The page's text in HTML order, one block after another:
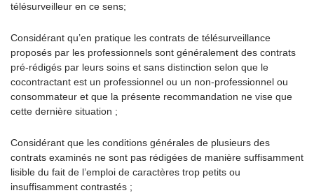
télésurveilleur en ce sens;
Considérant qu’en pratique les contrats de télésurveillance
proposés par les professionnels sont généralement des contrats
pré-rédigés par leurs soins et sans distinction selon que le
cocontractant est un professionnel ou un non-professionnel ou
consommateur et que la présente recommandation ne vise que
cette dernière situation ;
Considérant que les conditions générales de plusieurs des
contrats examinés ne sont pas rédigées de manière suffisamment
lisible du fait de l’emploi de caractères trop petits ou
insuffisamment contrastés ;